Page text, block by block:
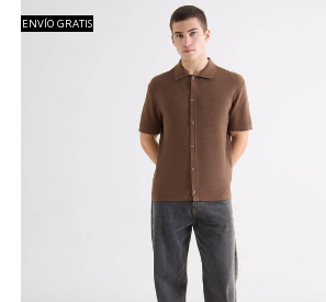
ENVÍO GRATIS